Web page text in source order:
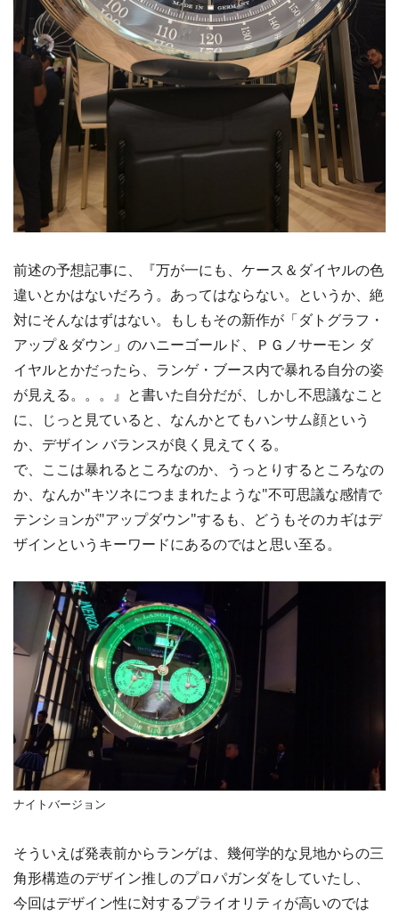
前述の予想記事に、『万が一にも、ケース＆ダイヤルの色
違いとかはないだろう。あってはならない。というか、絶
対にそんなはずはない。もしもその新作が「ダトグラフ・
アップ＆ダウン」のハニーゴールド、ＰＧノサーモン ダ
イヤルとかだったら、ランゲ・ブース内で暴れる自分の姿
が見える。。。』と書いた自分だが、しかし不思議なこと
に、じっと見ていると、なんかとてもハンサム顔という
か、デザイン バランスが良く見えてくる。
で、ここは暴れるところなのか、うっとりするところなの
か、なんか"キツネにつままれたような"不可思議な感情で
テンションが"アップダウン"するも、どうもそのカギはデ
ザインというキーワードにあるのではと思い至る。
ナイトバージョン
そういえば発表前からランゲは、幾何学的な見地からの三
角形構造のデザイン推しのプロパガンダをしていたし、
今回はデザイン性に対するプライオリティが高いのでは